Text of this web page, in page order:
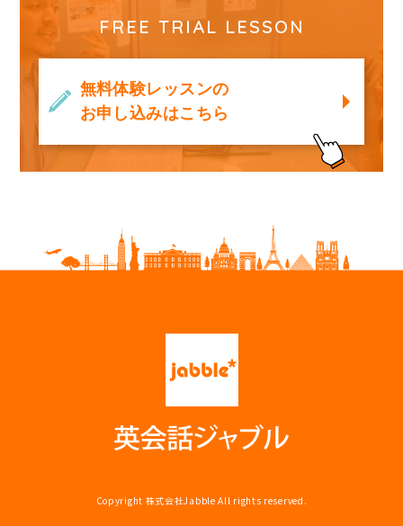
FREE TRIAL LESSON
無料体験レッスンの
お申し込みはこちら
Copyright 株式会社Jabble All rights reserved.